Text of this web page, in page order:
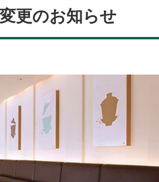
更のお知らせ